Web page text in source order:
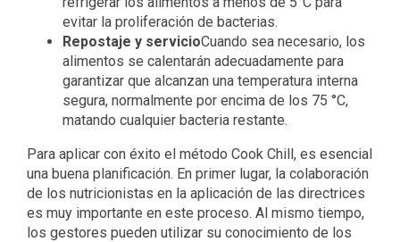
evitar la proliferación de bacterias.
Repostaje y servicioCuando sea necesario, los
alimentos se calentarán adecuadamente para
garantizar que alcanzan una temperatura interna
segura, normalmente por encima de los 75 °C,
matando cualquier bacteria restante.
Para aplicar con éxito el método Cook Chill, es esencial
una buena planificación. En primer lugar, la colaboración
de los nutricionistas en la aplicación de las directrices
es muy importante en este proceso. Al mismo tiempo,
los gestores pueden utilizar su conocimiento de los